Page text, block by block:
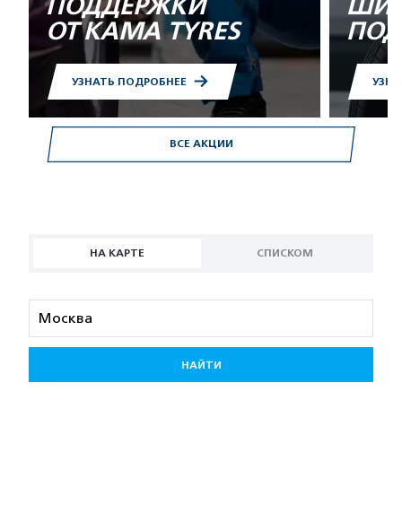
ВСЕ АКЦИИ
ПОДДЕРЖКИ
ОТ KAMA TYRES
УЗНАТЬ ПОДРОБНЕЕ
НА КАРТЕ СПИСКОМ
НАЙТИ